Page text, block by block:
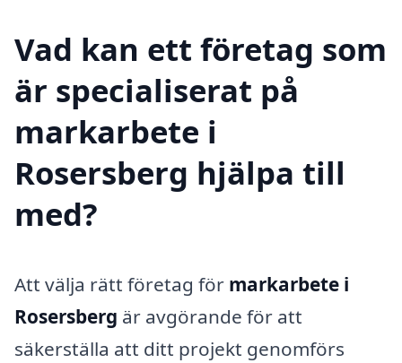
Vad kan ett företag som
är specialiserat på
markarbete i
Rosersberg hjälpa till
med?
Att välja rätt företag för markarbete i
Rosersberg är avgörande för att
säkerställa att ditt projekt genomförs